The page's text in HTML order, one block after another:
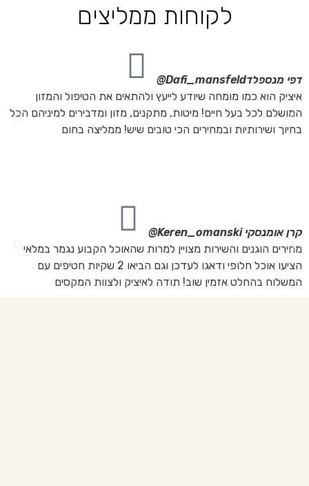
לקוחות ממליצים
דפי מנספלדDafi_mansfeld@
איציק הוא כמו מומחה שיודע לייעץ ולהתאים את הטיפול והמזון
המושלם לכל בעל חיים! מיטות, מתקנים, מזון ומדבירים למיניהם הכל
בחיוך ושירותיות ובמחירים הכי טובים שיש! ממליצה בחום
קרן אומנסקיKeren_omanski@
מחירים הוגנים והשירות מצויין למרות שהאוכל הקבוע נגמר במלאי
הציעו אוכל חלופי ודאגו לעדכן וגם הביאו 2 שקיות חטיפים עם
המשלוח בהחלט אזמין שוב! תודה לאיציק ולצוות המקסים